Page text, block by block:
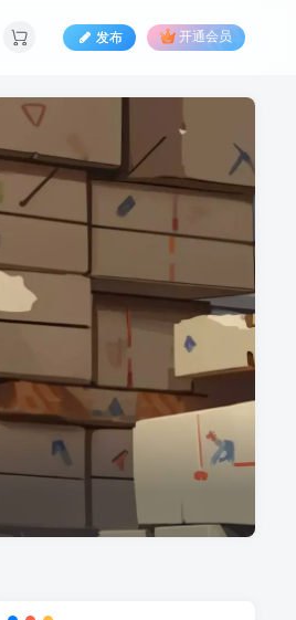
发布 开通会员